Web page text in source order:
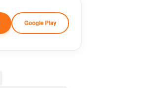
Google Play